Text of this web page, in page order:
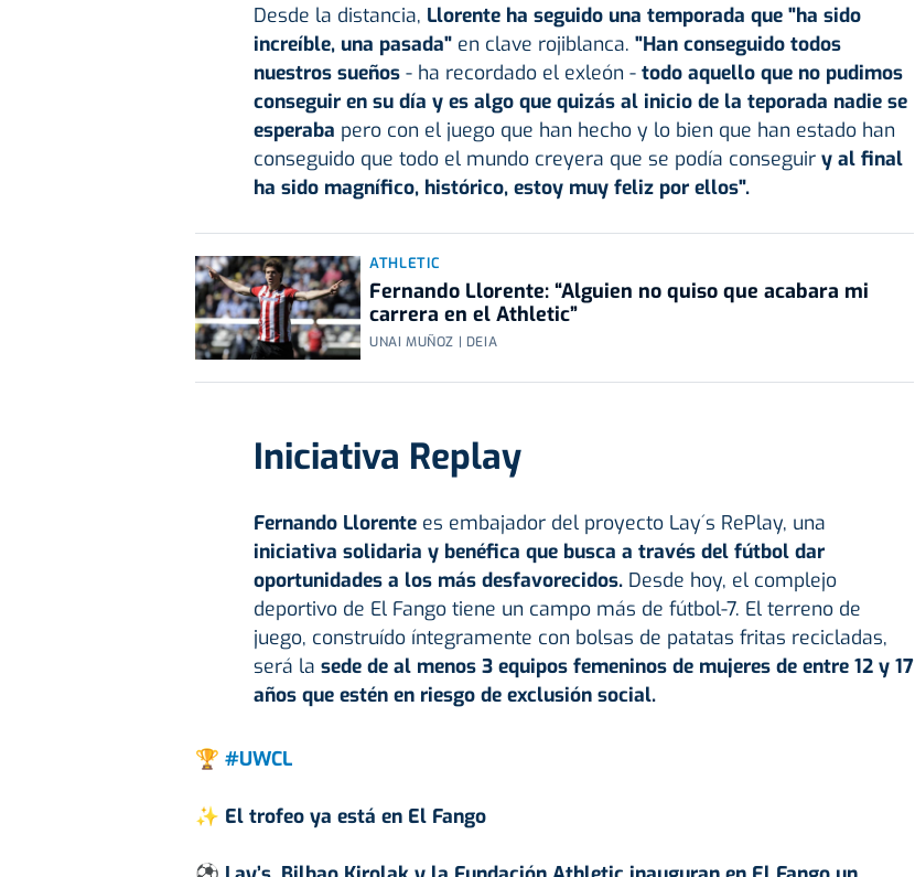
Desde la distancia, Llorente ha seguido una temporada que "ha sido
increíble, una pasada"en clave rojiblanca. "Han conseguido todos
nuestros sueños - ha recordado el exleón - todo aquello que no pudimos
conseguir en su día y es algo que quizás al inicio de la teporada nadie se
esperaba pero con el juego que han hecho y lo bien que han estado han
conseguido que todo el mundo creyera que se podía conseguir y al final
ha sido magnífico, histórico, estoy muy feliz por ellos".
ATHLETIC
Fernando Llorente: “Alguien no quiso que acabara mi
carrera en el Athletic”
UNAI MUÑOZ | DEIA
Iniciativa Replay
Fernando Llorente es embajador del proyecto Lay´s RePlay, una
iniciativa solidaria y benéfica que busca a través del fútbol dar
oportunidades a los más desfavorecidos.Desde hoy, el complejo
deportivo de El Fango tiene un campo más de fútbol-7. El terreno de
juego, construído íntegramente con bolsas de patatas fritas recicladas,
será la sede de al menos 3 equipos femeninos de mujeres de entre 12 y 17
años que estén en riesgo de exclusión social.
🏆 #UWCL
✨ El trofeo ya está en El Fango